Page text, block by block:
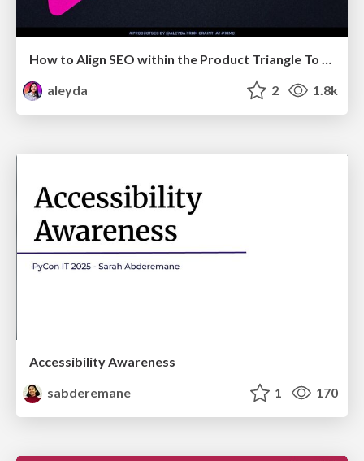
How to Align SEO within the Product Triangle To Get Buy-In & Support - #RIMC
aleyda
2 1.8k
Accessibility Awareness
sabderemane
1 170